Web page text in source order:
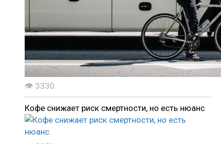
👁 3330
Кофе снижает риск смертности, но есть нюанс